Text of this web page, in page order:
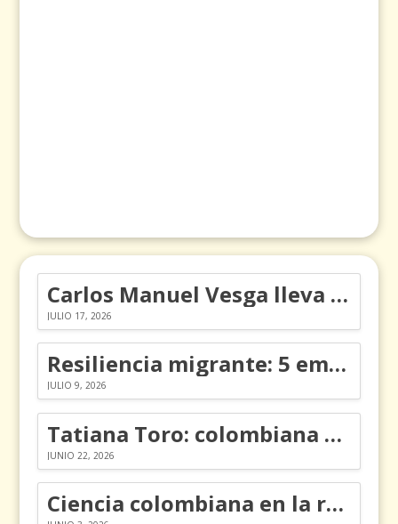
Carlos Manuel Vesga lleva el nombre de Colombia a los Emmy
JULIO 17, 2026
Resiliencia migrante: 5 emociones y cómo gestionarlas
JULIO 9, 2026
Tatiana Toro: colombiana que cambió la historia de las matemáticas
JUNIO 22, 2026
Ciencia colombiana en la revolución de los órganos en chips